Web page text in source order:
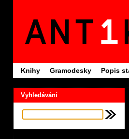
Knihy Gramodesky Popis
Vyhledávání